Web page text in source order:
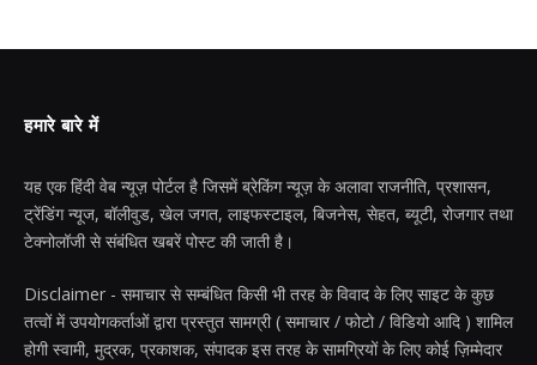
हमारे बारे में
यह एक हिंदी वेब न्यूज़ पोर्टल है जिसमें ब्रेकिंग न्यूज़ के अलावा राजनीति, प्रशासन,
ट्रेंडिंग न्यूज, बॉलीवुड, खेल जगत, लाइफस्टाइल, बिजनेस, सेहत, ब्यूटी, रोजगार तथा
टेक्नोलॉजी से संबंधित खबरें पोस्ट की जाती है।
Disclaimer - समाचार से सम्बंधित किसी भी तरह के विवाद के लिए साइट के कुछ
तत्वों में उपयोगकर्ताओं द्वारा प्रस्तुत सामग्री ( समाचार / फोटो / विडियो आदि ) शामिल
होगी स्वामी, मुद्रक, प्रकाशक, संपादक इस तरह के सामग्रियों के लिए कोई ज़िम्मेदार